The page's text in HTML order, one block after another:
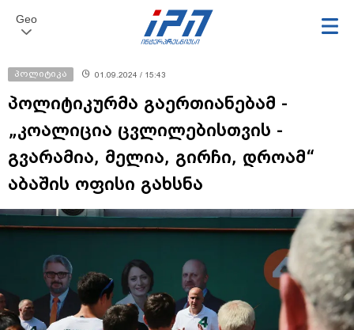
Geo
პოლიტიკა 01.09.2024 / 15:43
პოლიტიკურმა გაერთიანებამ -
„კოალიცია ცვლილებისთვის -
გვარამია, მელია, გირჩი, დროამ“
აბაშის ოფისი გახსნა